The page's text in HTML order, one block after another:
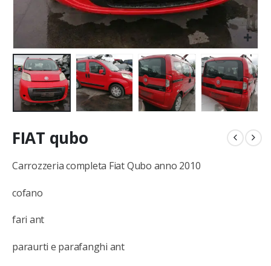
FIAT qubo
Carrozzeria completa Fiat Qubo anno 2010
cofano
fari ant
paraurti e parafanghi ant